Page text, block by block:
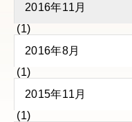
2016年11月
(1)
2016年8月
(1)
2015年11月
(1)